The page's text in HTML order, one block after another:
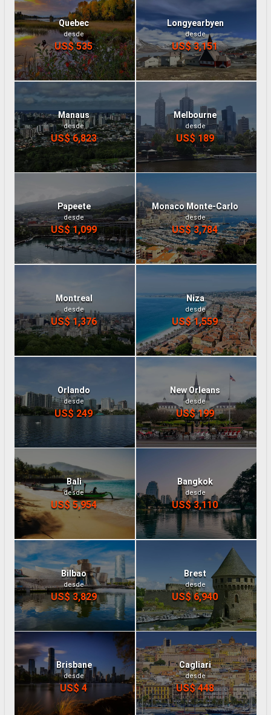
Quebec
desde
US$ 535
Longyearbyen
desde
US$ 3,151
Manaus
desde
US$ 6,823
Melbourne
desde
US$ 189
Papeete
desde
US$ 1,099
Monaco Monte-Carlo
desde
US$ 3,784
Montreal
desde
US$ 1,376
Niza
desde
US$ 1,559
Orlando
desde
US$ 249
New Orleans
desde
US$ 199
Bali
desde
US$ 5,954
Bangkok
desde
US$ 3,110
Bilbao
desde
US$ 3,829
Brest
desde
US$ 6,940
Brisbane
desde
US$ 4
Cagliari
desde
US$ 448